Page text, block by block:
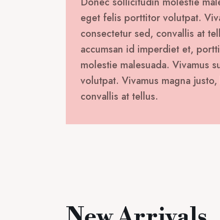
eget felis porttitor volutpat.
consectetur sed, convallis at
accumsan id imperdiet et,
molestie malesuada. Vivamus
volutpat. Vivamus magna
convallis at tellus.